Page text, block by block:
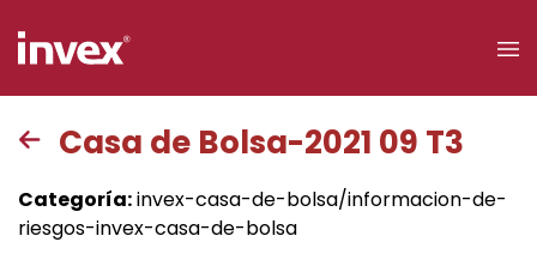
Acceso a
clientes
Casa de Bolsa-2021 09 T3
Categoría:invex-casa-de-bolsa/informacion-de-
riesgos-invex-casa-de-bolsa